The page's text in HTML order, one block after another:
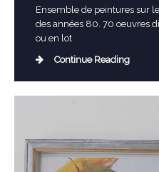
Ensemble de peintures sur
des années 80. 70 oeuvres
ou en lot
Continue Reading